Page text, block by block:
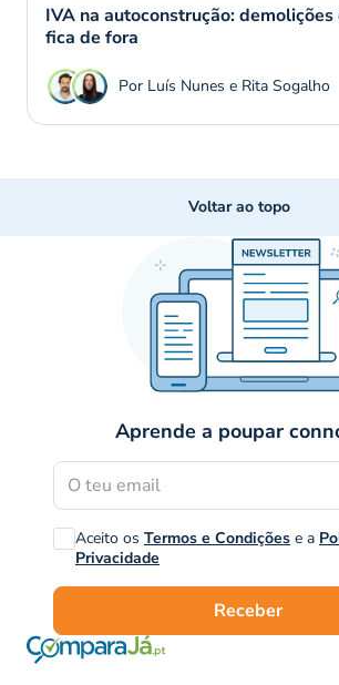
IVA na autoconstrução:
fica de fora
Por Luís Nunes e Rita Sogalho
Voltar ao topo
Aprende a poupar
Aceito os Termos e Condições e a
Privacidade
Receber